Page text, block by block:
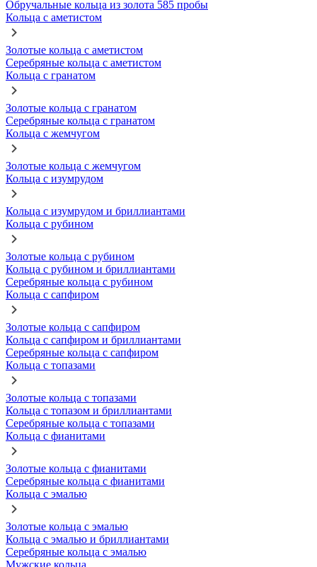
Обручальные кольца из золота 585 пробы
Кольца с аметистом
Золотые кольца с аметистом
Серебряные кольца с аметистом
Кольца с гранатом
Золотые кольца с гранатом
Серебряные кольца с гранатом
Кольца с жемчугом
Золотые кольца с жемчугом
Кольца с изумрудом
Кольца с изумрудом и бриллиантами
Кольца с рубином
Золотые кольца с рубином
Кольца с рубином и бриллиантами
Серебряные кольца с рубином
Кольца с сапфиром
Золотые кольца с сапфиром
Кольца с сапфиром и бриллиантами
Серебряные кольца с сапфиром
Кольца с топазами
Золотые кольца с топазами
Кольца с топазом и бриллиантами
Серебряные кольца с топазами
Кольца с фианитами
Золотые кольца с фианитами
Серебряные кольца с фианитами
Кольца с эмалью
Золотые кольца с эмалью
Кольца с эмалью и бриллиантами
Серебряные кольца с эмалью
Мужские кольца